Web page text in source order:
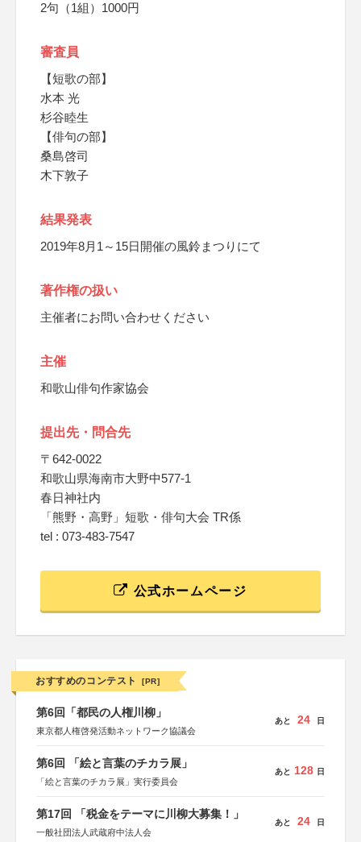
2句（1組）1000円
審査員
【短歌の部】
水本 光
杉谷睦生
【俳句の部】
桑島啓司
木下敦子
結果発表
2019年8月1～15日開催の風鈴まつりにて
著作権の扱い
主催者にお問い合わせください
主催
和歌山俳句作家協会
提出先・問合先
〒642-0022
和歌山県海南市大野中577-1
春日神社内
「熊野・高野」短歌・俳句大会 TR係
tel : 073-483-7547
公式ホームページ
おすすめのコンテスト [PR]
第6回「都民の人権川柳」
東京都人権啓発活動ネットワーク協議会
あと 24 日
第6回 「絵と言葉のチカラ展」
「絵と言葉のチカラ展」実行委員会
あと 128 日
第17回 「税金をテーマに川柳大募集！」
一般社団法人武蔵府中法人会
あと 24 日